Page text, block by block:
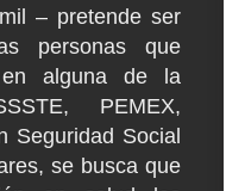
– pretende ser
personas que
alguna de la
PEMEX,
Seguridad Social
se busca que